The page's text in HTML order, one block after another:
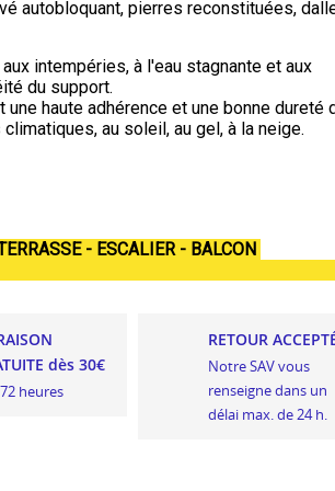
autobloquant, pierres reconstituées,
intempéries, à l'eau stagnante et aux
du support.
une haute adhérence et une bonne dureté
au soleil, au gel, à la neige.
- ESCALIER - BALCON
dès 30€
heures
RETOUR
Notre SAV vous
renseigne dans un
délai max. de 24 h.